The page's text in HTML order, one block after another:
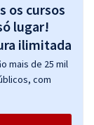
os cursos
lugar!
mais de 25 mil
com